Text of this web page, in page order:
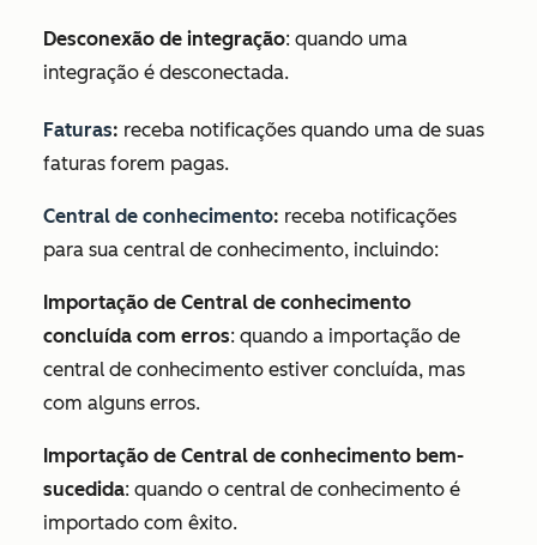
Desconexão de integração: quando uma
integração é desconectada.
Faturas: receba notificações quando uma de suas
faturas forem pagas.
Central de conhecimento: receba notificações
para sua central de conhecimento, incluindo:
Importação de Central de conhecimento
concluída com erros: quando a importação de
central de conhecimento estiver concluída, mas
com alguns erros.
Importação de Central de conhecimento bem-
sucedida: quando o central de conhecimento é
importado com êxito.